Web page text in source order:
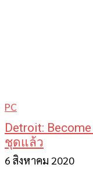
PC
Detroit:
ชุดแล้ว
6 สิงหาคม 2020